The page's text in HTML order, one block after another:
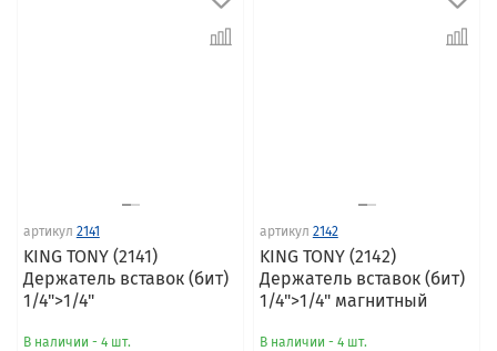
артикул 2141
KING TONY (2141)
Держатель вставок (бит)
1/4">1/4"
В наличии - 4 шт.
артикул 2142
KING TONY (2142)
Держатель вставок (бит)
1/4">1/4" магнитный
В наличии - 4 шт.